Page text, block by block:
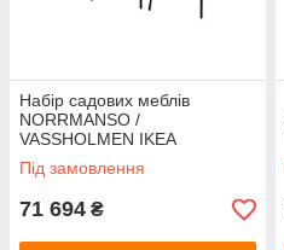
Набір садових меблів
NORRMANSO /
VASSHOLMEN IKEA
094.352.15
Під замовлення
71 694 ₴